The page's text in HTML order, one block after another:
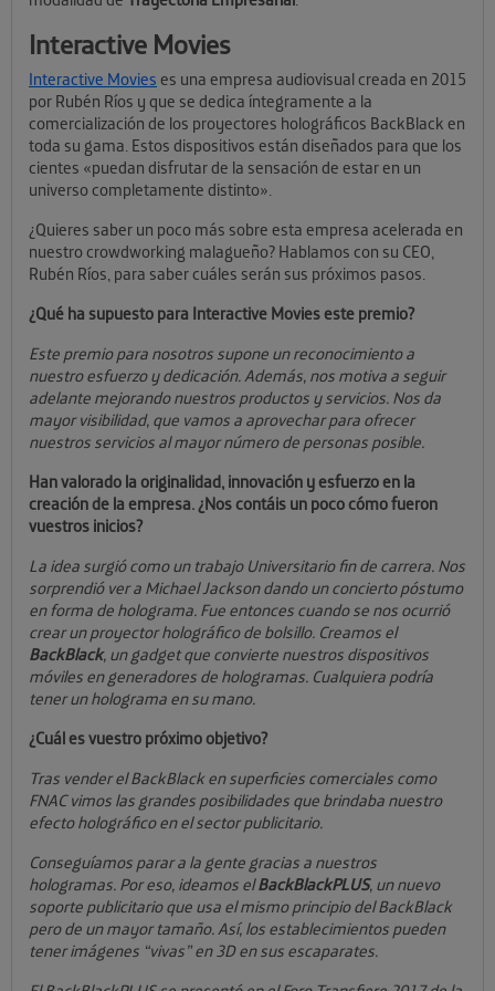
Interactive Movies
Interactive Movies es una empresa audiovisual creada en 2015
por Rubén Ríos y que se dedica íntegramente a la
comercialización de los proyectores holográficos BackBlack en
toda su gama. Estos dispositivos están diseñados para que los
cientes «puedan disfrutar de la sensación de estar en un
universo completamente distinto».
¿Quieres saber un poco más sobre esta empresa acelerada en
nuestro crowdworking malagueño? Hablamos con su CEO,
Rubén Ríos, para saber cuáles serán sus próximos pasos.
¿Qué ha supuesto para Interactive Movies este premio?
Este premio para nosotros supone un reconocimiento a
nuestro esfuerzo y dedicación. Además, nos motiva a seguir
adelante mejorando nuestros productos y servicios. Nos da
mayor visibilidad, que vamos a aprovechar para ofrecer
nuestros servicios al mayor número de personas posible.
Han valorado la originalidad, innovación y esfuerzo en la
creación de la empresa. ¿Nos contáis un poco cómo fueron
vuestros inicios?
La idea surgió como un trabajo Universitario fin de carrera. Nos
sorprendió ver a Michael Jackson dando un concierto póstumo
en forma de holograma. Fue entonces cuando se nos ocurrió
crear un proyector holográfico de bolsillo. Creamos el
BackBlack, un gadget que convierte nuestros dispositivos
móviles en generadores de hologramas. Cualquiera podría
tener un holograma en su mano.
¿Cuál es vuestro próximo objetivo?
Tras vender el BackBlack en superficies comerciales como
FNAC vimos las grandes posibilidades que brindaba nuestro
efecto holográfico en el sector publicitario.
Conseguíamos parar a la gente gracias a nuestros
hologramas. Por eso, ideamos elBackBlackPLUS, un nuevo
soporte publicitario que usa el mismo principio del BackBlack
pero de un mayor tamaño. Así, los establecimientos pueden
tener imágenes “vivas” en 3D en sus escaparates.